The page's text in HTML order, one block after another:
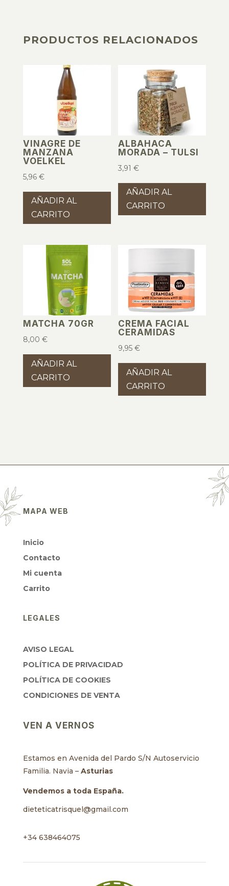
PRODUCTOS RELACIONADOS
VINAGRE DE
MANZANA
VOELKEL
5,96 €
AÑADIR AL
CARRITO
ALBAHACA
MORADA – TULSI
3,91€
AÑADIR AL
CARRITO
MATCHA 70GR
8,00 €
AÑADIR AL
CARRITO
CREMA FACIAL
CERAMIDAS
9,95€
AÑADIR AL
CARRITO
MAPA WEB
Inicio
Contacto
Mi cuenta
Carrito
LEGALES
AVISO LEGAL
POLÍTICA DE PRIVACIDAD
POLÍTICA DE COOKIES
CONDICIONES DE VENTA
VEN A VERNOS
Estamos en Avenida del Pardo S/N Autoservicio
Familia. Navia – Asturias
Vendemos a toda España.
dieteticatrisquel@gmail.com
+34 638464075